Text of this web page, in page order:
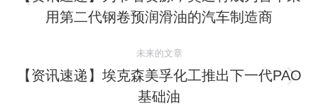
历
史
章：
用第二代钢卷预润滑油的汽车制造商
未来的文章
未
来
【资讯速递】埃克森美孚化工推出下一代PAO
基础油